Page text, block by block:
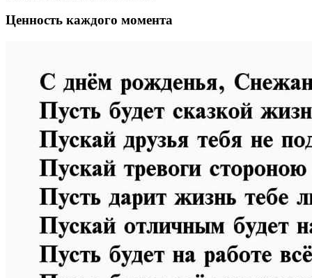
Ценность каждого момента